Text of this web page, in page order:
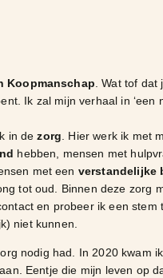
Koopmanschap . Wat tof
Ik zal mijn verhaal in ‘een
in dezorg . Hier werk ik met
hebben, mensen met
met een verstandelijke
tot oud. Binnen deze zorg
en probeer ik een stem
niet kunnen.
nodig had. In 2020 kwam
Eentje die mijn leven op